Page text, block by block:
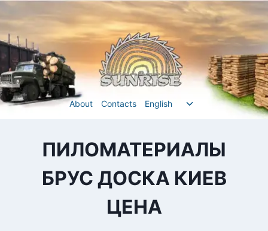
Перейти
до
вмісту
About Contacts English
Перемкнути
ПИЛОМАТЕРИАЛЫ
БРУС ДОСКА КИЕВ
ЦЕНА